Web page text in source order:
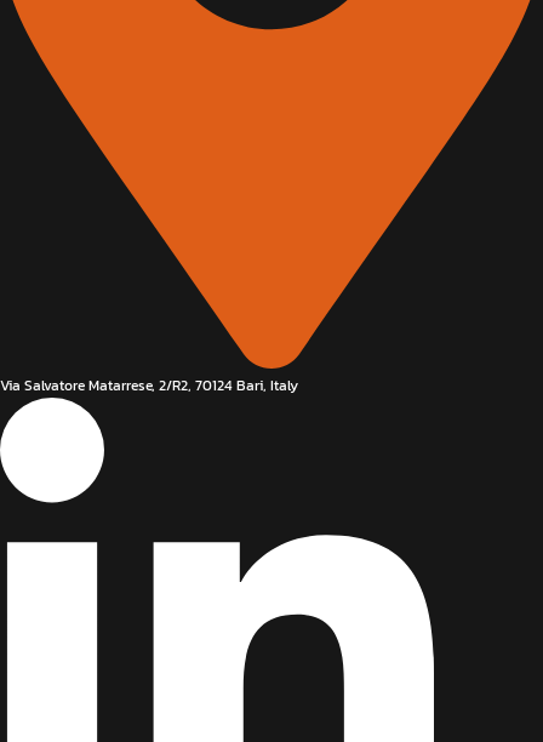
Via Salvatore Matarrese, 2/R2, 70124 Bari, Italy